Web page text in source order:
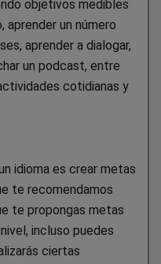
objetivos medibles
aprender un número
aprender a dialogar,
un podcast, entre
cotidianas y
idioma es crear metas
te recomendamos
te propongas metas
incluso puedes
ciertas